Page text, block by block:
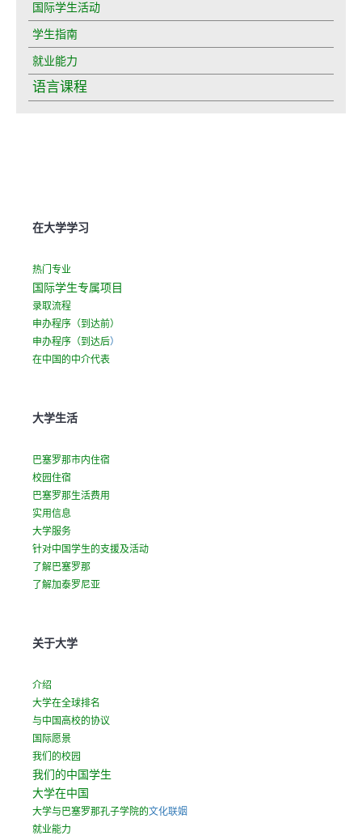
国际学生活动
学生指南
就业能力
语言课程
在大学学习
热门专业
国际学生专属项目
录取流程
申办程序（到达前）
申办程序（到达后）
t
在中国的中介代表
大学生活
巴塞罗那市内住宿
校园住宿
巴塞罗那生活费用
实用信息
大学服务
针对中国学生的支援及活动
了解巴塞罗那
了解加泰罗尼亚
关于大学
介绍
大学在全球排名
与中国高校的协议
国际愿景
我们的校园
我们的中国学生
大学在中国
大学与巴塞罗那孔子学院的文化联姻
就业能力